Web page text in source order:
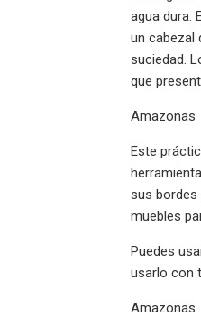
agua dura.
un cabezal
suciedad.
que
Amazonas
Este
sus bordes
muebles
Puedes
usarlo con
Amazonas